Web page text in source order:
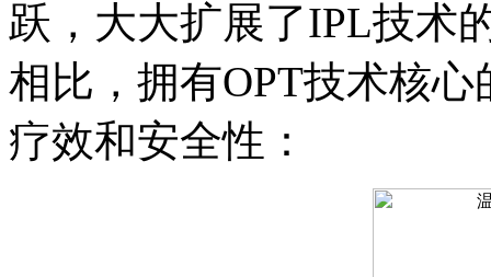
跃，大大扩展了IPL技术
相比，拥有OPT技术核
疗效和安全性：